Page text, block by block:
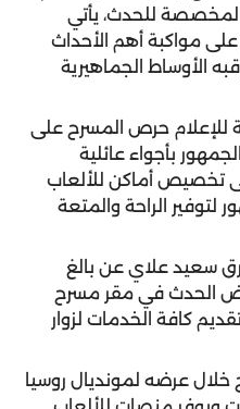
للحدث، يأتي
مواكبة أهم الأحداث
الأوساط الجماهيرية
للإعلام حرص المسرح على
بأجواء عائلية
تخصيص أماكن للألعاب
لتوفير الراحة والمتعة
سعيد علاي عن بالغ
الحدث في مقر مسرح
كافة الخدمات لزوار
عرضه لمونديال روسيا